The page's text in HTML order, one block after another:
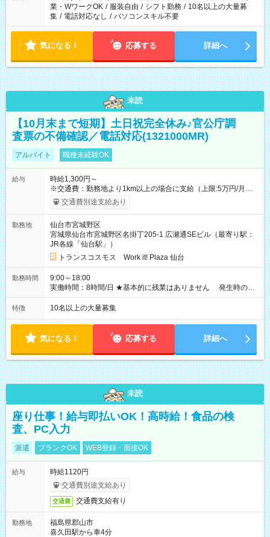
業・WワークOK / 服装自由 / シフト勤務 / 10名以上の大量募
集 / 電話対応なし / パソコンスキル不要
気になる！ 応募する 詳細へ
未読
【10月末まで短期】土日祝完全休み♪官公庁調
査票の不備確認／電話対応(1321000MR)
アルバイト 職種未経験OK
給与
時給1,300円～
※交通費：勤務地より1km以上の場合に支給（上限:5万円/月・
2,500円/日） ※残業代：残業発生時は1分単位で支給 ※研修中の
給与変動なし ＜ 収入例 ＞ ■週5日勤務の場合… 月収22万8,800
4日勤務の場合… 月収16万6,400円以上可能 ※交通費別途支給
（時給1,300円×8時間×16日） 【試用期間】試用期間なし
交通費別途支給あり
勤務地
仙台市宮城野区
宮城県仙台市宮城野区名掛丁205-1 広瀬通SEビル（最寄り駅：
JR各線「仙台駅」）
トランスコスモス Work it! Plaza 仙台
勤務時間
9:00～18:00
実働時間：8時間/日 ★基本的に残業はありません 発生時の残
業代は1分単位で支給いたします
特徴 10名以上の大量募集
気になる！ 応募する 詳細へ
未読
座り仕事！給与即払いOK！高時給！食品の検
査、PC入力
派遣 ブランクOK WEB登録・面接OK
給与
時給1120円
交通費別途支給あり
交通費 交通費支給有り
勤務地
福島県郡山市
喜久田駅から車4分